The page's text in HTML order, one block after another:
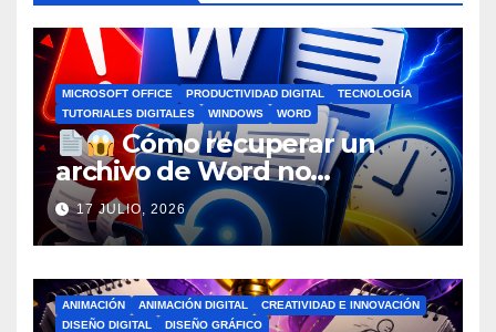
MICROSOFT OFFICE PRODUCTIVIDAD DIGITAL
TECNOLOGÍA
TUTORIALES DIGITALES
WINDOWS WORD
Cómo recuperar un
archivo de Word no
guardado antes de entrar en
pánico
17 JULIO, 2026
ANIMACIÓN ANIMACIÓN DIGITAL
CREATIVIDAD E INNOVACIÓN
DISEÑO DIGITAL
DISEÑO GRÁFICO